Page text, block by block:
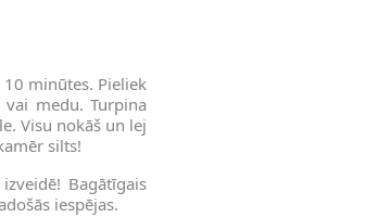
minūtes. Pieliek
medu. Turpina
Visu nokāš un lej
silts!
Bagātīgais
iespējas.